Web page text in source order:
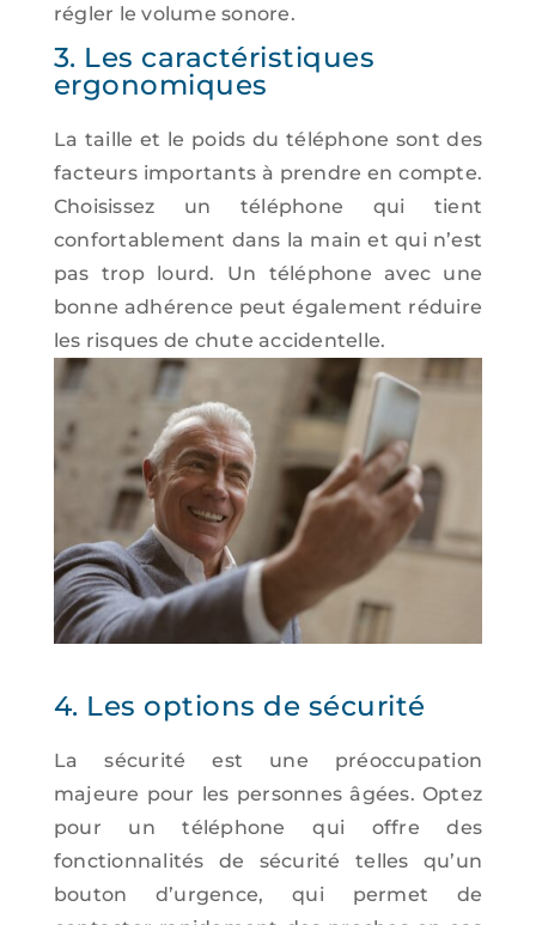
régler le volume sonore.
3. Les caractéristiques
ergonomiques
La taille et le poids du téléphone sont des
facteurs importants à prendre en compte.
Choisissez un téléphone qui tient
confortablement dans la main et qui n’est
pas trop lourd. Un téléphone avec une
bonne adhérence peut également réduire
les risques de chute accidentelle.
4. Les options de sécurité
La sécurité est une préoccupation
majeure pour les personnes âgées. Optez
pour un téléphone qui offre des
fonctionnalités de sécurité telles qu’un
bouton d’urgence, qui permet de